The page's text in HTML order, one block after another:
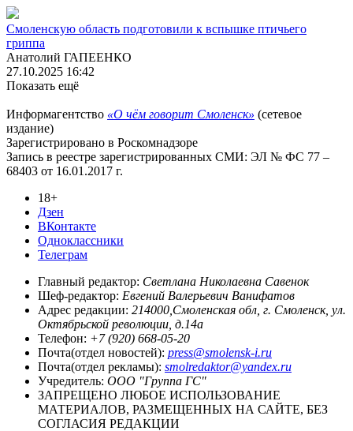
Смоленскую область подготовили к вспышке птичьего
гриппа
Анатолий ГАПЕЕНКО
27.10.2025 16:42
Показать ещё
Информагентство «О чём говорит Смоленск» (сетевое
издание)
Зарегистрировано в Роскомнадзоре
Запись в реестре зарегистрированных СМИ: ЭЛ № ФС 77 –
68403 от 16.01.2017 г.
18+
Дзен
ВКонтакте
Одноклассники
Телеграм
Главный редактор: Светлана Николаевна Савенок
Шеф-редактор: Евгений Валерьевич Ванифатов
Адрес редакции: 214000,Смоленская обл, г. Смоленск, ул.
Октябрьской революции, д.14а
Телефон: +7 (920) 668-05-20
Почта(отдел новостей): press@smolensk-i.ru
Почта(отдел рекламы): smolredaktor@yandex.ru
Учредитель: ООО "Группа ГС"
ЗАПРЕЩЕНО ЛЮБОЕ ИСПОЛЬЗОВАНИЕ
МАТЕРИАЛОВ, РАЗМЕЩЕННЫХ НА САЙТЕ, БЕЗ
СОГЛАСИЯ РЕДАКЦИИ